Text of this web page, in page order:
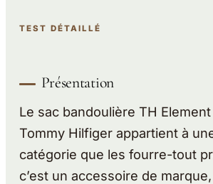
TEST DÉTAILLÉ
Présentation
Le sac bandoulière TH
Tommy Hilfiger appartient à
catégorie que les fourre-tout
c’est un accessoire de